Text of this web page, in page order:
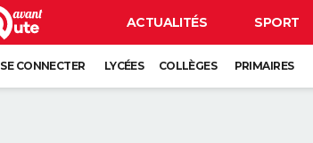
ACTUALITÉS SPORT
SE CONNECTER LYCÉES COLLÈGES PRIMAIRES